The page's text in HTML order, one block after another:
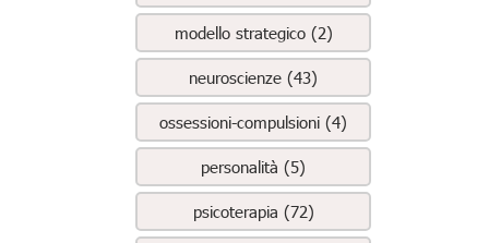
modello strategico (2)
neuroscienze (43)
ossessioni-compulsioni (4)
personalità (5)
psicoterapia (72)